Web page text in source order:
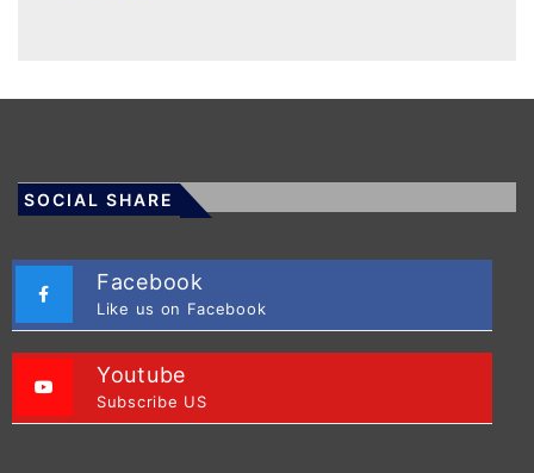
SOCIAL SHARE
Facebook
Like us on Facebook
Youtube
Subscribe US